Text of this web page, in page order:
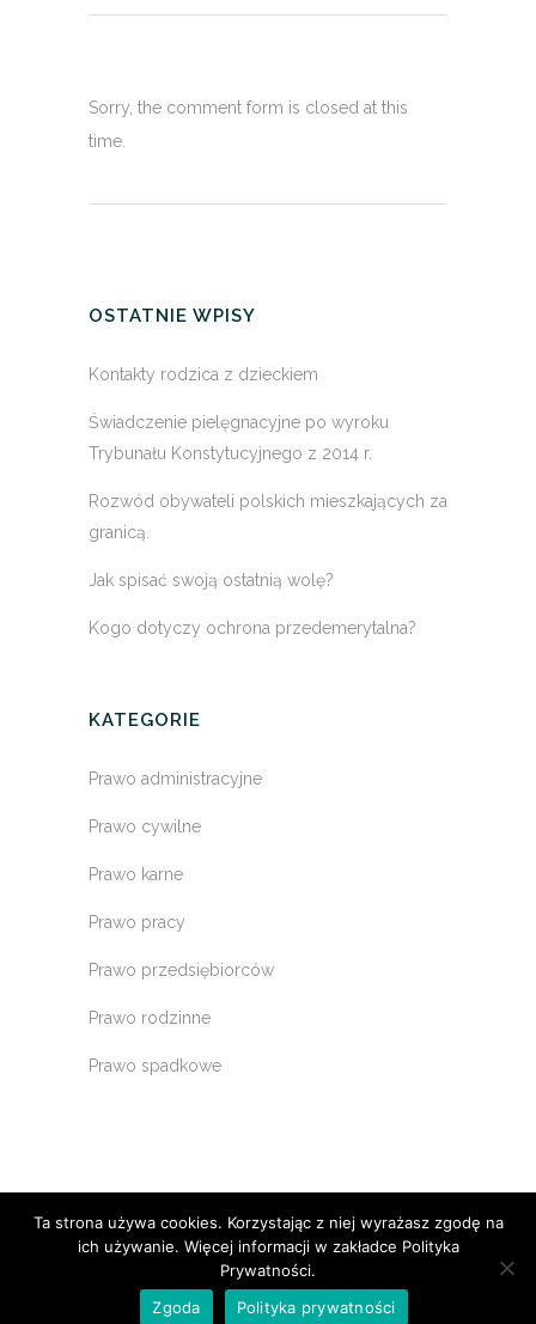
Sorry, the comment form is closed at this
time.
OSTATNIE WPISY
Kontakty rodzica z dzieckiem
Świadczenie pielęgnacyjne po wyroku
Trybunału Konstytucyjnego z 2014 r.
Rozwód obywateli polskich mieszkających za
granicą.
Jak spisać swoją ostatnią wolę?
Kogo dotyczy ochrona przedemerytalna?
KATEGORIE
Prawo administracyjne
Prawo cywilne
Prawo karne
Prawo pracy
Prawo przedsiębiorców
Prawo rodzinne
Prawo spadkowe
Ta strona używa cookies. Korzystając z niej wyrażasz zgodę na
ich używanie. Więcej informacji w zakładce Polityka
Prywatności.
Zgoda
Polityka prywatności